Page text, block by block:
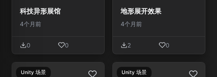
科技异形展馆
4个月前
0 0
地形展开效果
4个月前
2 0
Unity 场景 Unity 场景